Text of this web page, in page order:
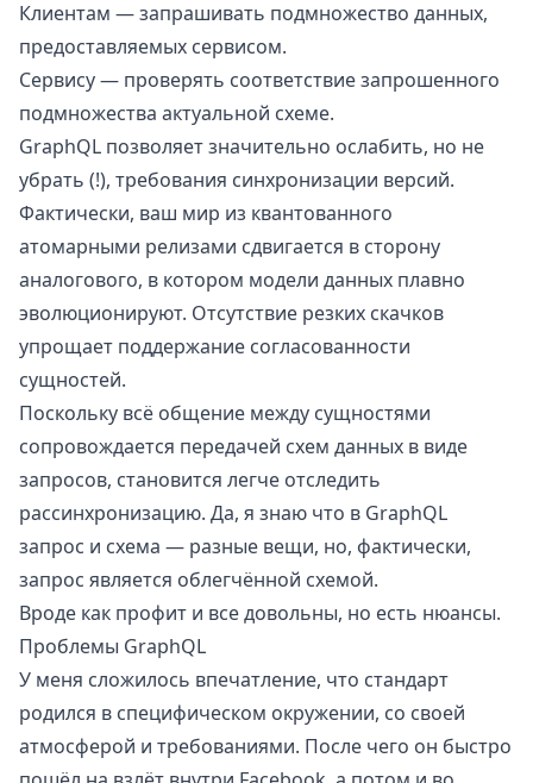
Клиентам — запрашивать подмножество данных,
предоставляемых сервисом.
Сервису — проверять соответствие запрошенного
подмножества актуальной схеме.
GraphQL позволяет значительно ослабить, но не
убрать (!), требования синхронизации версий.
Фактически, ваш мир из квантованного
атомарными релизами сдвигается в сторону
аналогового, в котором модели данных плавно
эволюционируют. Отсутствие резких скачков
упрощает поддержание согласованности
сущностей.
Поскольку всё общение между сущностями
сопровождается передачей схем данных в виде
запросов, становится легче отследить
рассинхронизацию. Да, я знаю что в GraphQL
запрос и схема — разные вещи, но, фактически,
запрос является облегчённой схемой.
Вроде как профит и все довольны, но есть нюансы.
Проблемы GraphQL
У меня сложилось впечатление, что стандарт
родился в специфическом окружении, со своей
атмосферой и требованиями. После чего он быстро